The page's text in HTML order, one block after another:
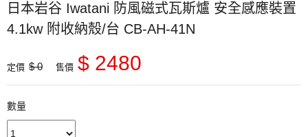
日本岩谷 Iwatani 防風磁式瓦斯爐 安全感應裝置
4.1kw 附收納殼/台 CB-AH-41N
定價 $ 0 售價 $ 2480
數量